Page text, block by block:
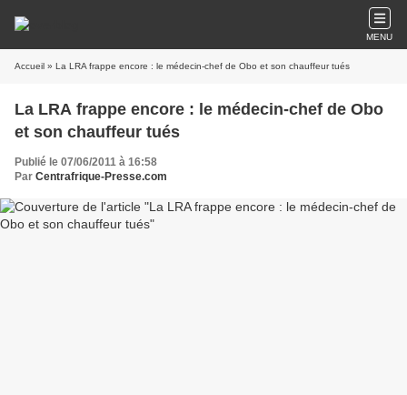
MENU
Accueil » La LRA frappe encore : le médecin-chef de Obo et son chauffeur tués
La LRA frappe encore : le médecin-chef de Obo
et son chauffeur tués
Publié le 07/06/2011 à 16:58
Par Centrafrique-Presse.com